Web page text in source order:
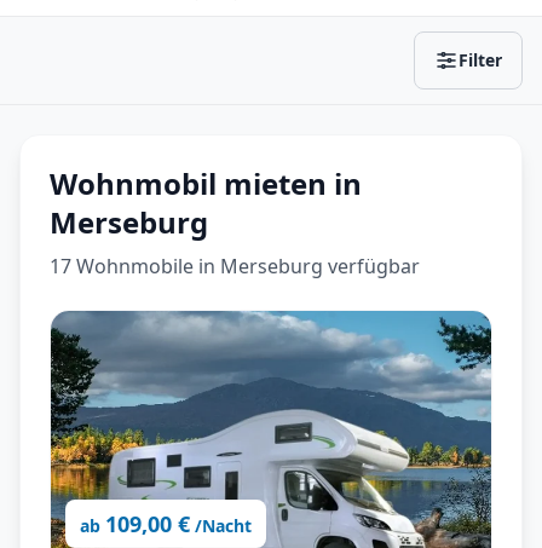
Filter
Wohnmobil mieten in
Merseburg
17 Wohnmobile in Merseburg verfügbar
ab 109,00 € /Nacht